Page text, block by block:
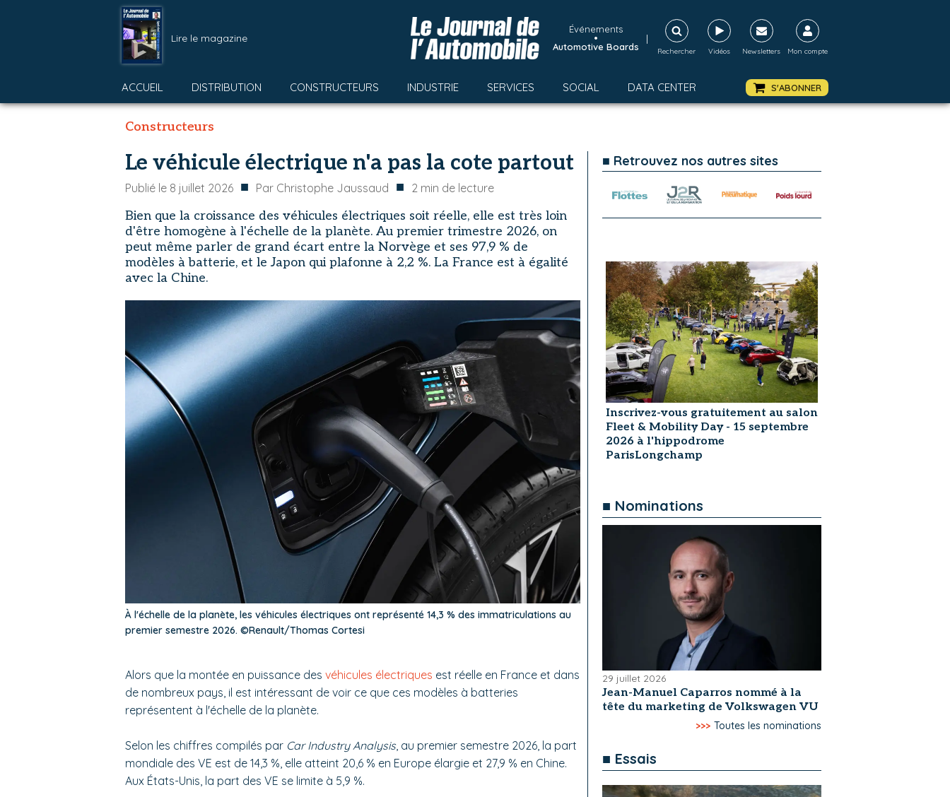
Lire le magazine
Événements
•
Automotive Boards
|
Rechercher Vidéos Newsletters Mon compte
ACCUEIL DISTRIBUTION CONSTRUCTEURS INDUSTRIE SERVICES SOCIAL DATA CENTER S'ABONNER
Constructeurs
Le véhicule électrique n'a pas la cote partout
Publié le 8 juillet 2026 ■ Par Christophe Jaussaud ■ 2 min de lecture
Bien que la croissance des véhicules électriques soit réelle, elle est très loin
d'être homogène à l'échelle de la planète. Au premier trimestre 2026, on
peut même parler de grand écart entre la Norvège et ses 97,9 % de
modèles à batterie, et le Japon qui plafonne à 2,2 %. La France est à égalité
avec la Chine.
À l'échelle de la planète, les véhicules électriques ont représenté 14,3 % des immatriculations au
premier semestre 2026. ©Renault/Thomas Cortesi
Alors que la montée en puissance des véhicules électriques est réelle en France et dans
de nombreux pays, il est intéressant de voir ce que ces modèles à batteries
représentent à l'échelle de la planète.
Selon les chiffres compilés par Car Industry Analysis, au premier semestre 2026, la part
mondiale des VE est de 14,3 %, elle atteint 20,6 % en Europe élargie et 27,9 % en Chine.
Aux États-Unis, la part des VE se limite à 5,9 %.
■ Retrouvez nos autres sites
Inscrivez-vous gratuitement au salon
Fleet & Mobility Day - 15 septembre
2026 à l'hippodrome
ParisLongchamp
■ Nominations
29 juillet 2026
Jean-Manuel Caparros nommé à la
tête du marketing de Volkswagen VU
>>> Toutes les nominations
■ Essais